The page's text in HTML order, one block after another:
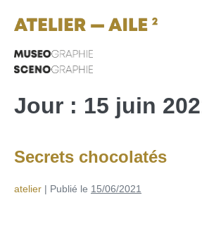
Jour : 15 juin
Secrets chocolatés
atelier | Publié le 15/06/2021